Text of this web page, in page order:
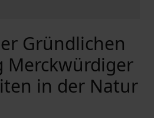
Gründlichen
Merckwürdiger
in der Natur